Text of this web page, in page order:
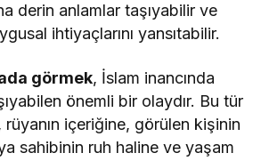
derin anlamlar taşıyabilir ve
ihtiyaçlarını yansıtabilir.
görmek, İslam inancında
önemli bir olaydır. Bu tür
rüyanın içeriğine, görülen kişinin
sahibinin ruh haline ve yaşam